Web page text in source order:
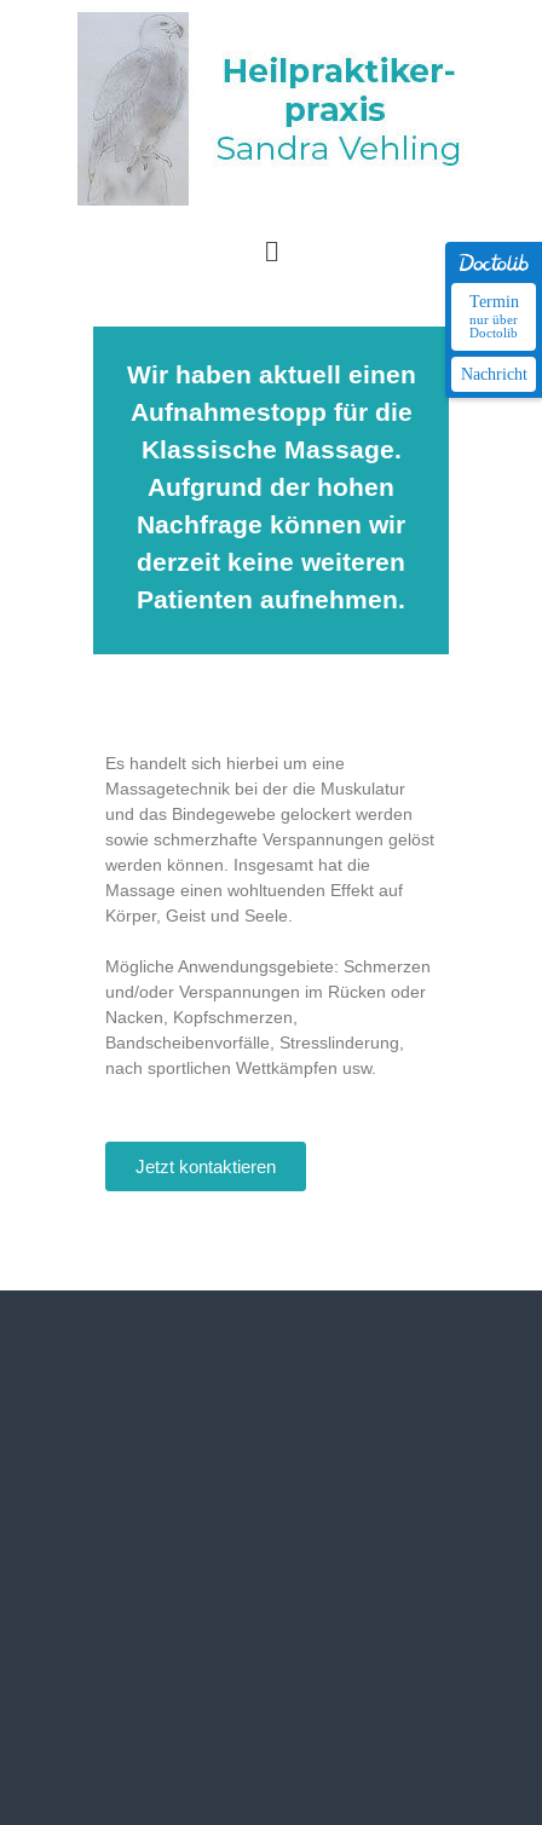
Wir haben aktuell einen
Aufnahmestopp für die
Klassische Massage.
Aufgrund der hohen
Nachfrage können wir
derzeit keine weiteren
Patienten aufnehmen.
Es handelt sich hierbei um eine
Massagetechnik bei der die Muskulatur
und das Bindegewebe gelockert werden
sowie schmerzhafte Verspannungen gelöst
werden können. Insgesamt hat die
Massage einen wohltuenden Effekt auf
Körper, Geist und Seele.
Mögliche Anwendungsgebiete: Schmerzen
und/oder Verspannungen im Rücken oder
Nacken, Kopfschmerzen,
Bandscheibenvorfälle, Stresslinderung,
nach sportlichen Wettkämpfen usw.
Jetzt kontaktieren
Termin
nur über
Doctolib
Nachricht